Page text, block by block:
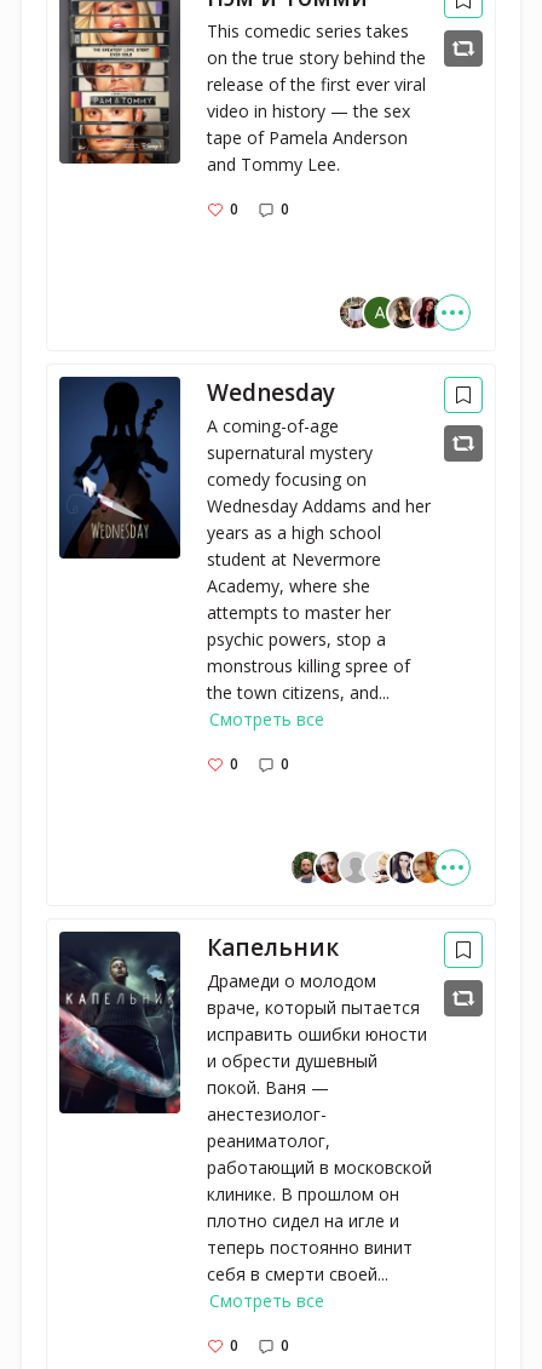
This comedic series takes
on the true story behind the
release of the first ever viral
video in history — the sex
tape of Pamela Anderson
and Tommy Lee.
0 0
Wednesday
A coming-of-age
supernatural mystery
comedy focusing on
Wednesday Addams and her
years as a high school
student at Nevermore
Academy, where she
attempts to master her
psychic powers, stop a
monstrous killing spree of
the town citizens, and...
Смотреть все
0 0
Капельник
Драмеди о молодом
враче, который пытается
исправить ошибки юности
и обрести душевный
покой. Ваня —
анестезиолог-
реаниматолог,
работающий в московской
клинике. В прошлом он
плотно сидел на игле и
теперь постоянно винит
себя в смерти своей...
Смотреть все
0 0